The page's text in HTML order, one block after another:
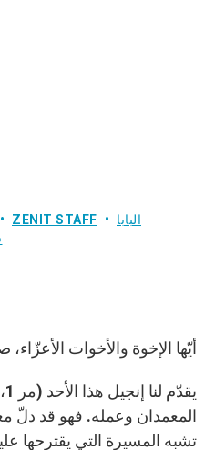
ZENIT STAFF
البابا
أيّها الإخوة والأخوات الأعزّاء،
المعمدان وعمله. فهو قد دلّ
تشبه المسيرة التي يقترحها